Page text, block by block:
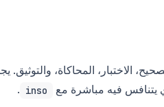
inso
.